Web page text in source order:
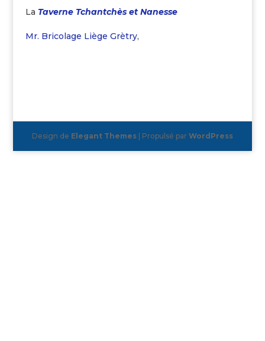
La Taverne Tchantchès et Nanesse
Mr. Bricolage Liège Grètry,
Design de Elegant Themes| Propulsé par WordPress